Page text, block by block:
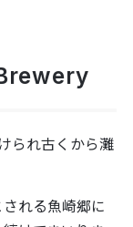
られ古くから灘
れる魚崎郷に